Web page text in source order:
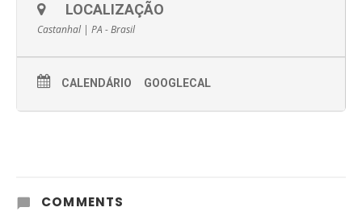
LOCALIZAÇÃO
Castanhal | PA - Brasil
CALENDÁRIO GOOGLECAL
COMMENTS